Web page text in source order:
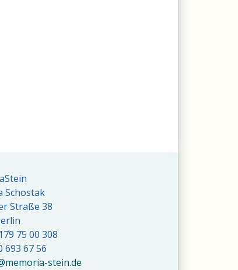
Schostak
Straße 38
75 00 308
693 67 56
stein.de